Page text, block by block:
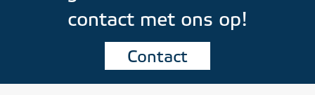
contact met ons op!
Contact